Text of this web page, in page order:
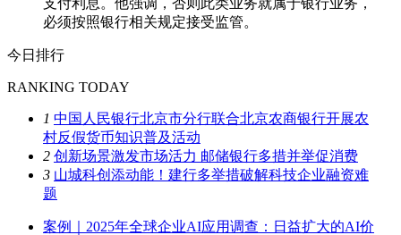
必须按照银行相关规定接受监管。
今日排行
RANKING TODAY
1 中国人民银行北京市分行联合北京农商银行开展农
村反假货币知识普及活动
2 创新场景激发市场活力 邮储银行多措并举促消费
3 山城科创添动能！建行多举措破解科技企业融资难
题
案例｜2025年全球企业AI应用调查：日益扩大的AI价